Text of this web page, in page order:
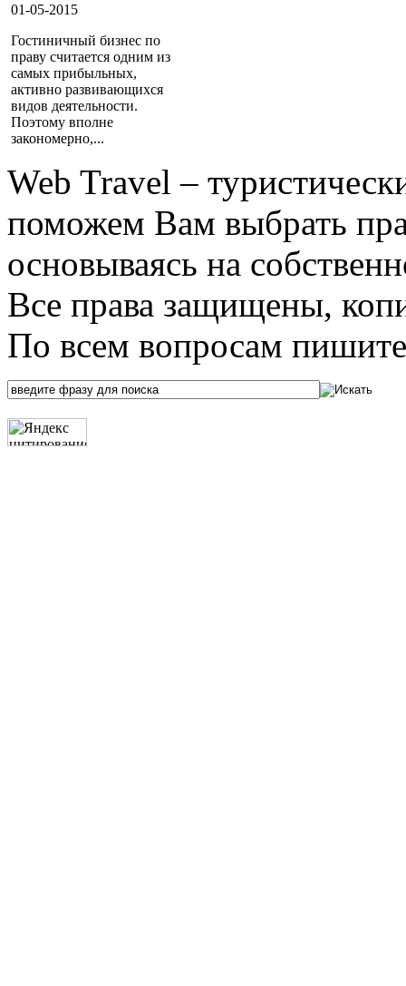
01-05-2015
Гостиничный бизнес по
праву считается одним из
самых прибыльных,
активно развивающихся
видов деятельности.
Поэтому вполне
закономерно,...
Web Travel –
поможем Вам выбрать
основываясь на
Все права защищены,
По всем вопросам